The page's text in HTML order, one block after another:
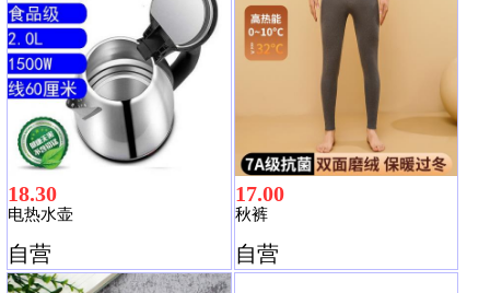
18.30
电热水壶
自营
17.00
秋裤
自营